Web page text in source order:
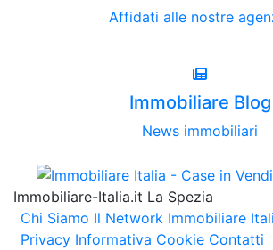
Affidati alle nostre
Immobiliare Blog
News immobiliari
Immobiliare-Italia.it La Spezia
Chi Siamo Il Network Immobiliare
Privacy Informativa Cookie Contatti